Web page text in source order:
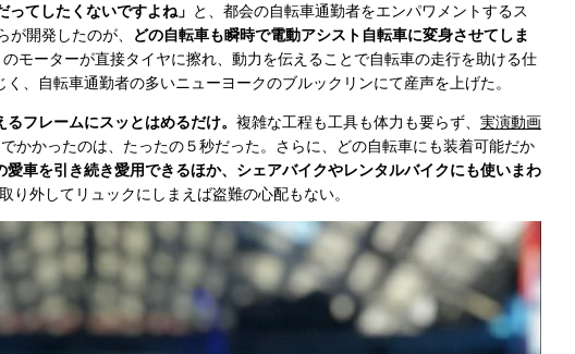
ってしたくないですよね」 と、都会の自転車通勤者をエンパワメントするス
が開発したのが、
どの自転車も瞬時で電動アシスト自転車に変身させてしま
モーターが直接タイヤに擦れ、動力を伝えることで自転車の走行を助ける仕
、自転車通勤者の多いニューヨークのブルックリンにて産声を上げた。
フレームにスッとはめるだけ。 複雑な工程も工具も体力も要らず、 実演動画
かかったのは、たったの５秒だった。さらに、どの自転車にも装着可能だか
車を引き続き愛用できるほか、シェアバイクやレンタルバイクにも使いまわ
り外してリュックにしまえば盗難の心配もない。